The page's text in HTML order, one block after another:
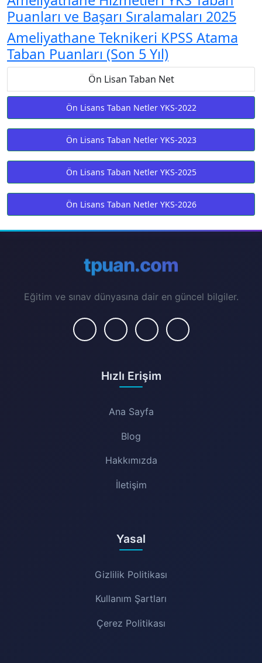
Puanları ve Başarı Sıralamaları 2025
Ameliyathane Teknikeri KPSS Atama
Taban Puanları (Son 5 Yıl)
Ön Lisan Taban Net
Ön Lisans Taban Netler YKS-2022
Ön Lisans Taban Netler YKS-2023
Ön Lisans Taban Netler YKS-2025
Ön Lisans Taban Netler YKS-2026
tpuan.com
Eğitim ve sınav dünyasına dair en güncel bilgiler.
Hızlı Erişim
Ana Sayfa
Blog
Hakkımızda
İletişim
Yasal
Gizlilik Politikası
Kullanım Şartları
Çerez Politikası